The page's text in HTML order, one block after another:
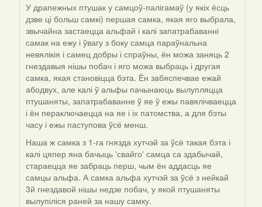
У драпежных птушак у самцоў-палігамаў (у якіх ёсць
дзве ці больш самкі) першая самка, якая яго выбрала,
звычайна застаецца альфай і калі запатрабаванні
самак на ежу і ўвагу з боку самца параўнальна
невялікія і самец добры і спраўны, ён можа заняць 2
гнездавыя нішы побач і яго можа выбраць і другая
самка, якая становіцца бэта. Ён забяспечвае ежай
абодвух, але калі ў альфы пачынаюць вылупляцца
птушаняты, запатрабаванне ў яе ў ежы павялічваецца
і ён пераключаецца на яе і іх патомства, а для бэты
часу і ежы паступова ўсё менш.
Наша ж самка з 1-га гнязда хутчэй за ўсё такая бэта і
калі цяпер яна бачыць 'свайго' самца са здабычай,
стараецца яе забраць перш, чым ён аддасць яе
самцы альфа. А самка альфа хутчэй за ўсё з нейкай
3й гнездавой нішы недзе побач, у якой птушаняты
вылупіліся раней за нашу самку.